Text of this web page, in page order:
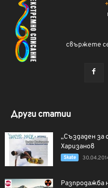
свържете
Други статии
„Създаден за
Харизанов
Skate
Разпродажба